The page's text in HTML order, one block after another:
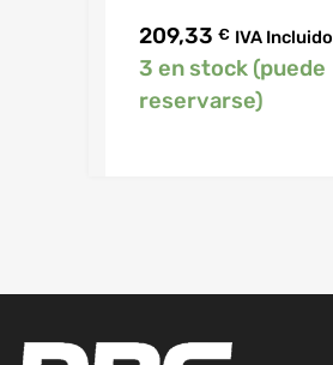
209,33 € IVA Incluido
3 en stock (puede
reservarse)